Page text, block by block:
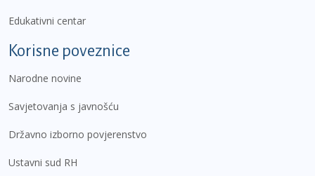
Edukativni centar
Korisne poveznice
Narodne novine
Savjetovanja s javnošću
Državno izborno povjerenstvo
Ustavni sud RH